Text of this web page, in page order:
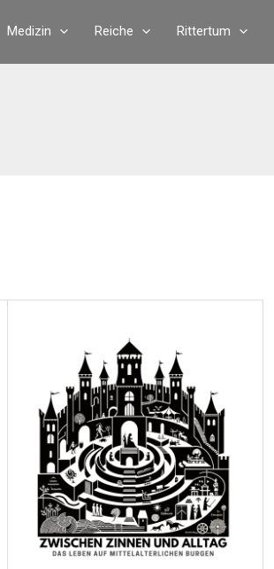
Medizin Reiche Rittertum